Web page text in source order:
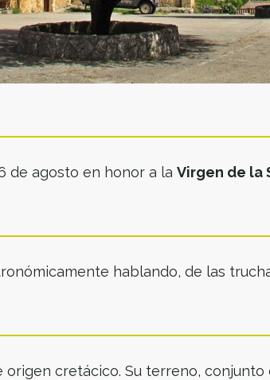
de agosto en honor a la Virgen de la
hablando, de las
cretácico. Su terreno,